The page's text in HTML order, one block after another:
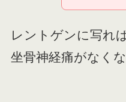
レントゲンに写れ
坐骨神経痛がなく